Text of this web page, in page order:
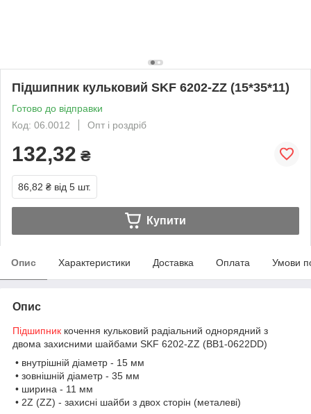
Підшипник кульковий SKF 6202-ZZ (15*35*11)
Готово до відправки
Код: 06.0012
Опт і роздріб
132,32 ₴
86,82 ₴ від 5 шт.
Купити
Опис Характеристики Доставка Оплата Умови
Опис
Підшипник кочення кульковий радіальний однорядний з
двома захисними шайбами SKF 6202-ZZ (BB1-0622DD)
• внутрішній діаметр - 15 мм
• зовнішній діаметр - 35 мм
• ширина - 11 мм
• 2Z (ZZ) - захисні шайби з двох сторін (металеві)